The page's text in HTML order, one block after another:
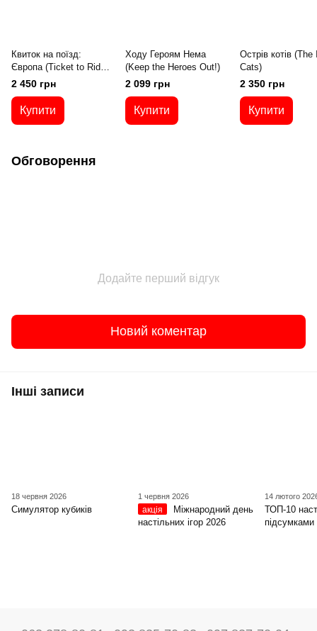
Квиток на поїзд:
Європа (Ticket to Ride.
Europe)
2 450 грн
Купити
Ходу Героям Нема
(Keep the Heroes Out!)
2 099 грн
Купити
Острів котів
Cats)
2 350 грн
Купити
Обговорення
Додайте перший відгук
Новий коментар
Інші записи
18 червня 2026
Симулятор кубиків
1 червня 2026
акція
Міжнародний день
настільних ігор 2026
14 лютого
ТОП-10